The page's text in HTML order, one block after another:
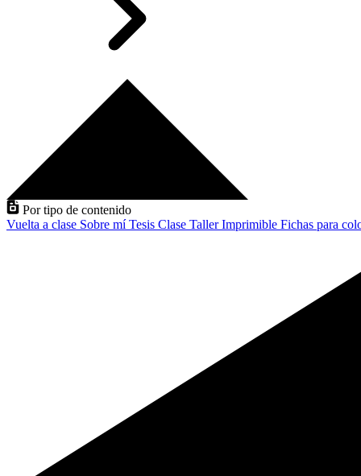
Por tipo de contenido
Vuelta a clase Sobre míTesis Clase TallerImprimible Fichas para